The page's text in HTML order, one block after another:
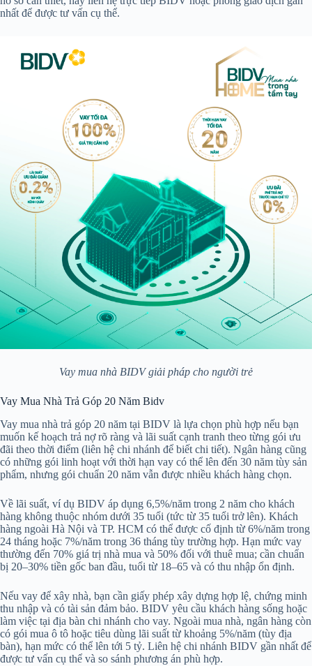
nhất để được tư vấn cụ thể.
Vay mua nhà BIDV giải pháp cho người trẻ
Vay Mua Nhà Trả Góp 20 Năm Bidv
Vay mua nhà trả góp 20 năm tại BIDV là lựa chọn phù hợp nếu bạn
muốn kế hoạch trả nợ rõ ràng và lãi suất cạnh tranh theo từng gói ưu
đãi theo thời điểm (liên hệ chi nhánh để biết chi tiết). Ngân hàng cũng
có những gói linh hoạt với thời hạn vay có thể lên đến 30 năm tùy sản
phẩm, nhưng gói chuẩn 20 năm vẫn được nhiều khách hàng chọn.
Về lãi suất, ví dụ BIDV áp dụng 6,5%/năm trong 2 năm cho khách
hàng không thuộc nhóm dưới 35 tuổi (tức từ 35 tuổi trở lên). Khách
hàng ngoài Hà Nội và TP. HCM có thể được cố định từ 6%/năm trong
24 tháng hoặc 7%/năm trong 36 tháng tùy trường hợp. Hạn mức vay
thường đến 70% giá trị nhà mua và 50% đối với thuê mua; cần chuẩn
bị 20–30% tiền gốc ban đầu, tuổi từ 18–65 và có thu nhập ổn định.
Nếu vay để xây nhà, bạn cần giấy phép xây dựng hợp lệ, chứng minh
thu nhập và có tài sản đảm bảo. BIDV yêu cầu khách hàng sống hoặc
làm việc tại địa bàn chi nhánh cho vay. Ngoài mua nhà, ngân hàng còn
có gói mua ô tô hoặc tiêu dùng lãi suất từ khoảng 5%/năm (tùy địa
bàn), hạn mức có thể lên tới 5 tỷ. Liên hệ chi nhánh BIDV gần nhất để
được tư vấn cụ thể và so sánh phương án phù hợp.